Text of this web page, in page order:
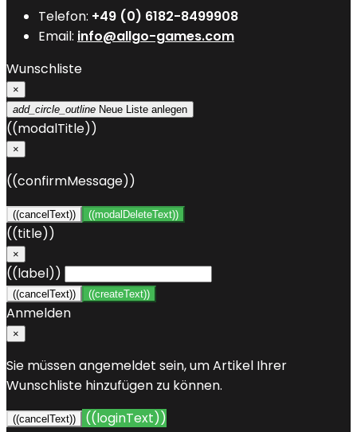
Telefon: +49 (0) 6182-8499908
Email: info@allgo-games.com
Wunschliste
×
add_circle_outline Neue Liste anlegen
((modalTitle))
×
((confirmMessage))
((cancelText)) ((modalDeleteText))
((title))
×
((label))
((cancelText)) ((createText))
Anmelden
×
Sie müssen angemeldet sein, um Artikel Ihrer
Wunschliste hinzufügen zu können.
((cancelText)) ((loginText))